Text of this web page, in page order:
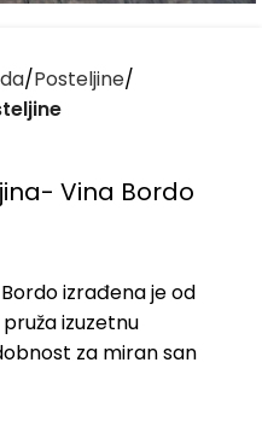
Posteljine
Vina Bordo
izrađena je od
izuzetnu
za miran san